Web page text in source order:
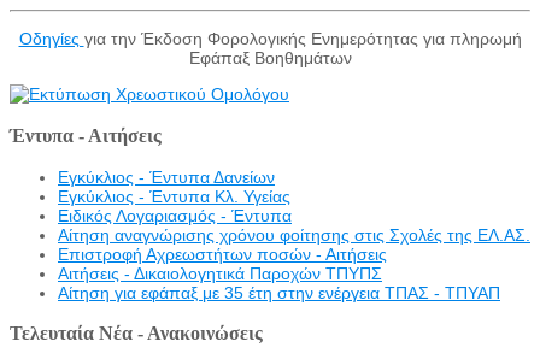
Οδηγίες για την Έκδοση Φορολογικής Ενημερότητας για πληρωμή
Εφάπαξ Βοηθημάτων
Έντυπα - Αιτήσεις
Εγκύκλιος - Έντυπα Δανείων
Εγκύκλιος - Έντυπα Κλ. Υγείας
Eιδικός Λογαριασμός - Έντυπα
Αίτηση αναγνώρισης χρόνου φοίτησης στις Σχολές της ΕΛ.ΑΣ.
Επιστροφή Αχρεωστήτων ποσών - Αιτήσεις
Αιτήσεις - Δικαιολογητικά Παροχών ΤΠΥΠΣ
Αίτηση για εφάπαξ με 35 έτη στην ενέργεια ΤΠΑΣ - ΤΠΥΑΠ
Τελευταία Νέα - Ανακοινώσεις